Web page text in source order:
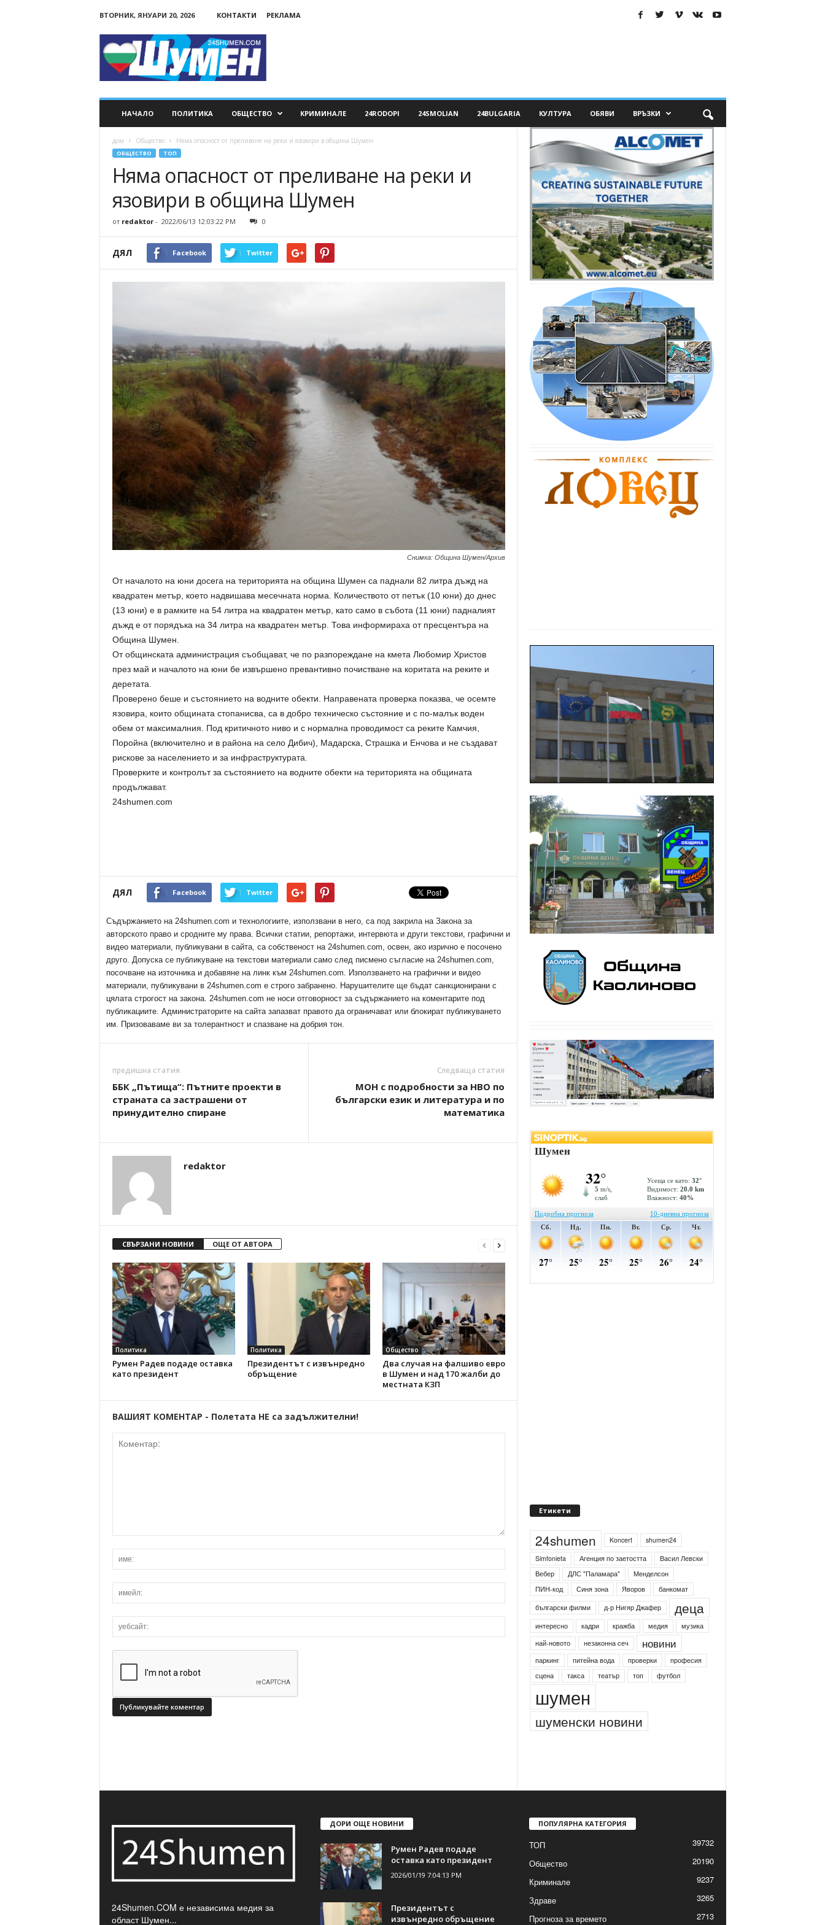
ВТОРНИК, ЯНУАРИ 20, 2026 КОНТАКТИ РЕКЛАМА
НАЧАЛО ПОЛИТИКА ОБЩЕСТВО КРИМИНАЛЕ 24RODOPI 24SMOLIAN 24BULGARIA КУЛТУРА ОБЯВИ ВРЪЗКИ
дом Общество Няма опасност от преливане на реки и язовири в община Шумен
ОБЩЕСТВО ТОП
Няма опасност от преливане на реки и
язовири в община Шумен
от redaktor- 2022/06/13 12:03:22 PM 0
ДЯЛ Facebook Twitter
Снимка: Община Шумен/Архив
От началото на юни досега на територията на община Шумен са паднали 82 литра дъжд на
квадратен метър, което надвишава месечната норма. Количеството от петък (10 юни) до днес
(13 юни) е в рамките на 54 литра на квадратен метър, като само в събота (11 юни) падналият
дъжд е от порядъка на 34 литра на квадратен метър. Това информираха от пресцентъра на
Община Шумен.
От общинската администрация съобщават, че по разпореждане на кмета Любомир Христов
през май и началото на юни бе извършено превантивно почистване на коритата на реките и
деретата.
Проверено беше и състоянието на водните обекти. Направената проверка показва, че осемте
язовира, които общината стопанисва, са в добро техническо състояние и с по-малък воден
обем от максималния. Под критичното ниво и с нормална проводимост са реките Камчия,
Поройна (включително и в района на село Дибич), Мадарска, Страшка и Енчова и не създават
рискове за населението и за инфраструктурата.
Проверките и контролът за състоянието на водните обекти на територията на общината
продължават.
24shumen.com
ДЯЛ Facebook Twitter
Съдържанието на 24shumen.com и технологиите, използвани в него, са под закрила на Закона за
авторското право и сродните му права. Всички статии, репортажи, интервюта и други текстови, графични и
видео материали, публикувани в сайта, са собственост на 24shumen.com, освен, ако изрично е посочено
друго. Допуска се публикуване на текстови материали само след писмено съгласие на 24shumen.com,
посочване на източника и добавяне на линк към 24shumen.com. Използването на графични и видео
материали, публикувани в 24shumen.com е строго забранено. Нарушителите ще бъдат санкционирани с
цялата строгост на закона. 24shumen.com не носи отговорност за съдържанието на коментарите под
публикациите. Администраторите на сайта запазват правото да ограничават или блокират публикуването
им. Призоваваме ви за толерантност и спазване на добрия тон.
предишна статия
ББК „Пътища“: Пътните проекти в
страната са застрашени от
принудително спиране
Следваща статия
МОН с подробности за НВО по
български език и литература и по
математика
redaktor
СВЪРЗАНИ НОВИНИ ОЩЕ ОТ АВТОРА
Политика
Румен Радев подаде оставка
като президент
Политика
Президентът с извънредно
обръщение
Общество
Два случая на фалшиво евро
в Шумен и над 170 жалби до
местната КЗП
ВАШИЯТ КОМЕНТАР - Полетата НЕ са задължителни!
Етикети
24shumen Koncert
shumen24
Simfonieta
Агенция по заетостта
Васил Левски
Вебер
ДЛС "Паламара"
Менделсон
ПИН-код
Синя зона Яворов
банкомат
български филми
д-р Нигяр Джафер деца
интересно кадри кражба медия
музика
най-новото
незаконна сеч новини
паркинг питейна вода проверки
професия
сцена
такса театър топ футбол
шумен
шуменски новини
24Shumen.COM е независима медия за
област Шумен...
ДОРИ ОЩЕ НОВИНИ
Румен Радев подаде
оставка като президент
2026/01/19 7:04:13 PM
Президентът с
извънредно обръщение
ПОПУЛЯРНА КАТЕГОРИЯ
ТОП
39732
Общество
20190
Криминале
9237
Здраве
3265
Прогноза за времето
2713